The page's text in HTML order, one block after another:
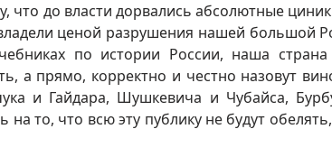
до власти дорвались абсолютные
ценой разрушения нашей большой
по истории России, наша страна
а прямо, корректно и честно назовут
и Гайдара, Шушкевича и Чубайса,
то, что всю эту публику не будут